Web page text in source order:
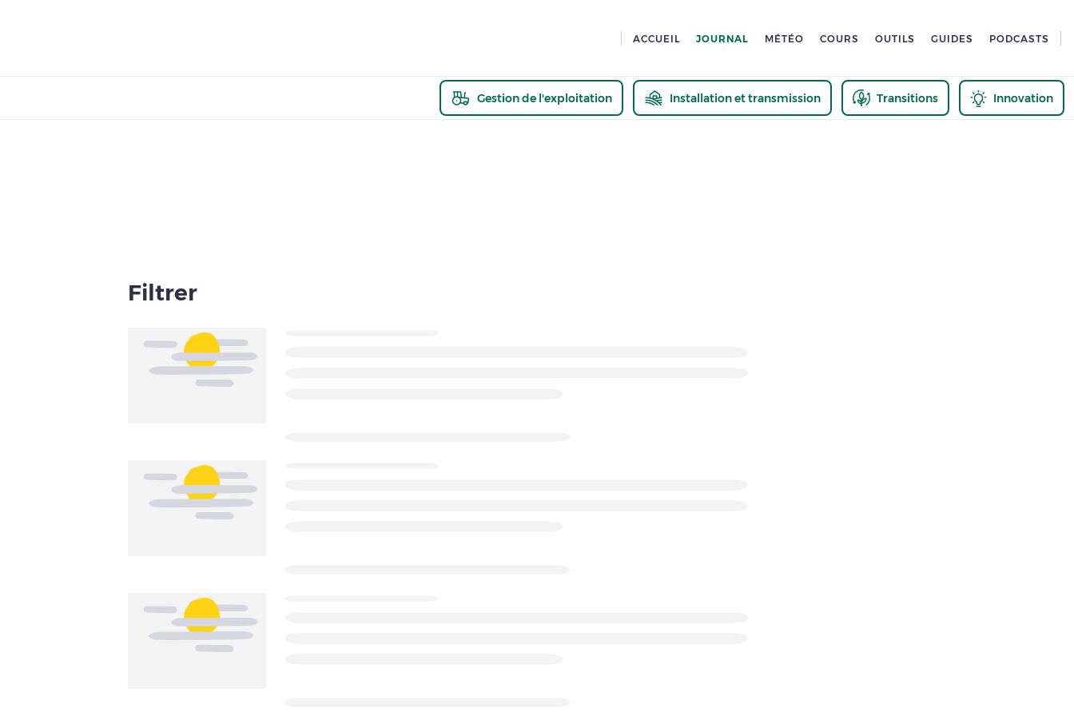
ACCUEIL JOURNAL MÉTÉO COURS OUTILS GUIDES PODCASTS
Gestion de l'exploitation Installation et transmission Transitions Innovation
Filtrer